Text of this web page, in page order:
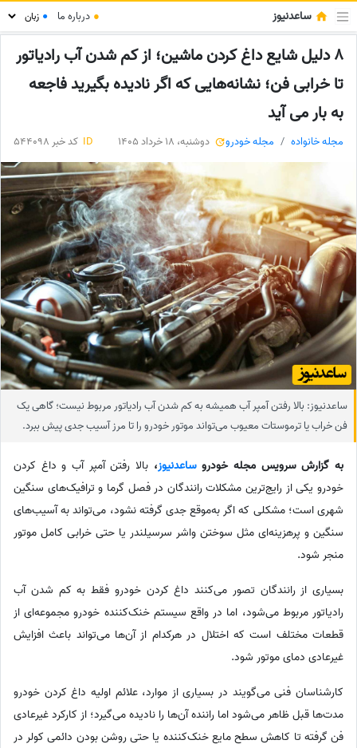
ساعدنیوز ● درباره ما ●
8 دلیل شایع داغ کردن ماشین؛ از کم شدن آب رادیاتور
تا خرابی فن؛ نشانه‌هایی که اگر نادیده بگیرید فاجعه
به بار می آید
مجله خانواده مجله خودرو دوشنبه، 18 خرداد 1405 ID کد خبر 544098
ساعدنیوز: بالا رفتن آمپر آب همیشه به کم شدن آب رادیاتور مربوط نیست؛ گاهی یک
فن خراب یا ترموستات معیوب می‌تواند موتور خودرو را تا مرز آسیب جدی پیش ببرد.
به گزارش سرویس مجله خودروساعدنیوز، بالا رفتن آمپر آب و داغ کردن
خودرو یکی از رایج‌ترین مشکلات رانندگان در فصل گرما و ترافیک‌های سنگین
شهری است؛ مشکلی که اگر به‌موقع جدی گرفته نشود، می‌تواند به آسیب‌های
سنگین و پرهزینه‌ای مثل سوختن واشر سرسیلندر یا حتی خرابی کامل موتور
منجر شود.
بسیاری از رانندگان تصور می‌کنند داغ کردن خودرو فقط به کم شدن آب
رادیاتور مربوط می‌شود، اما در واقع سیستم خنک‌کننده خودرو مجموعه‌ای از
قطعات مختلف است که اختلال در هرکدام از آن‌ها می‌تواند باعث افزایش
غیرعادی دمای موتور شود.
کارشناسان فنی می‌گویند در بسیاری از موارد، علائم اولیه داغ کردن خودرو
مدت‌ها قبل ظاهر می‌شود اما راننده آن‌ها را نادیده می‌گیرد؛ از کارکرد غیرعادی
فن گرفته تا کاهش سطح مایع خنک‌کننده یا حتی روشن بودن دائمی کولر در